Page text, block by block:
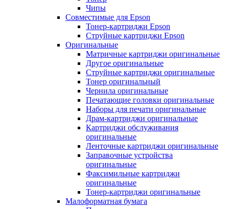
Чипы
Совместимые для Epson
Тонер-картриджи Epson
Струйные картриджи Epson
Оригинальные
Матричные картриджи оригинальные
Другое оригинальные
Струйные картриджи оригинальные
Тонер оригинальный
Чернила оригинальные
Печатающие головки оригинальные
Наборы для печати оригинальные
Драм-картриджи оригинальные
Картриджи обслуживания
оригинальные
Ленточные картриджи оригинальные
Заправочные устройства
оригинальные
Факсимильные картриджи
оригинальные
Тонер-картриджи оригинальные
Малоформатная бумага